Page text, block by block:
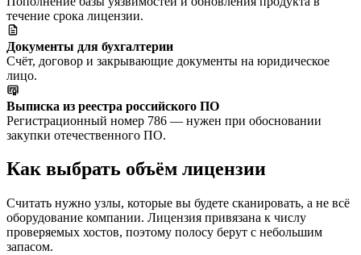
течение срока лицензии.
Документы для бухгалтерии
Счёт, договор и закрывающие документы на юридическое
лицо.
Выписка из реестра российского ПО
Регистрационный номер 786 — нужен при обосновании
закупки отечественного ПО.
Как выбрать объём лицензии
Считать нужно узлы, которые вы будете сканировать, а не всё
оборудование компании. Лицензия привязана к числу
проверяемых хостов, поэтому полосу берут с небольшим
запасом.